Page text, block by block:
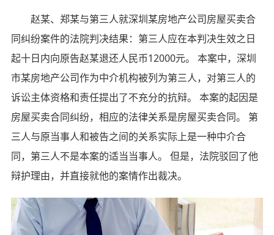
赵某、郑某与第三人就深圳某房地产公司房屋买卖合
同纠纷案件的法院判决结果：第三人应在本判决生效之日
起十日内向原告赵某退还人民币12000元。 本案中，深圳
市某房地产公司作为中介机构被列为第三人，对第三人的
诉讼主体资格和责任提出了不充分的抗辩。 本案的起因是
房屋买卖合同纠纷，相应的法律关系是房屋买卖合同。 第
三人与原当事人和被告之间的关系实际上是一种中介合
同，第三人不是本案的适当当事人。 但是，法院驳回了他
辩护理由，并直接就他的案情作出裁决。